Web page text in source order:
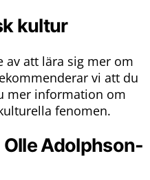
kultur
av att lära sig mer om
vi att du
mer information om
fenomen.
Adolphson-